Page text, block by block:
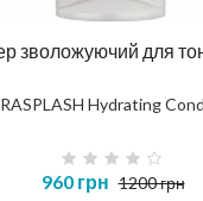
зволожуючий для
Hydrating
960 грн 1200 грн